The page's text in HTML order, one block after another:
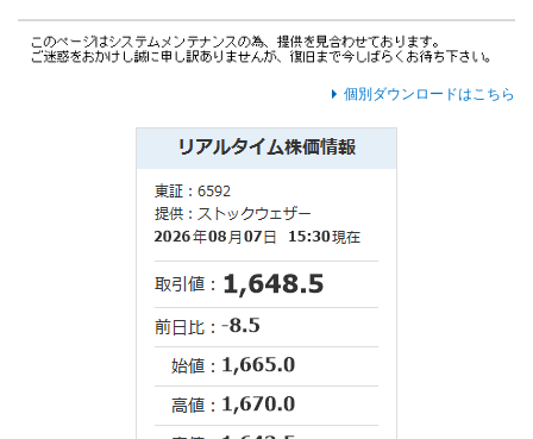
個別ダウンロードはこちら